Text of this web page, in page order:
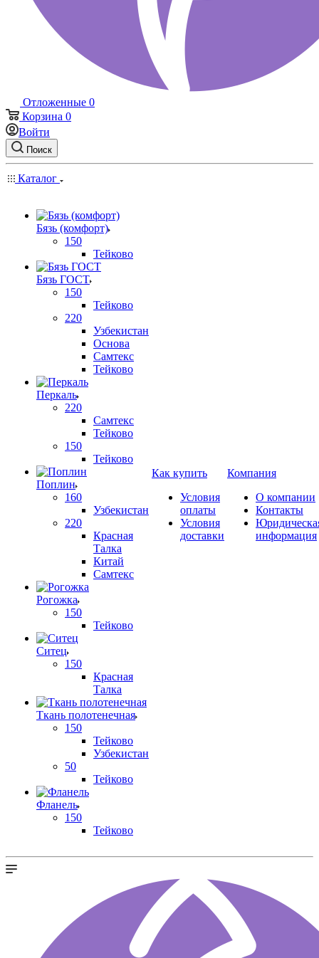
Отложенные 0
Корзина 0
Войти
Поиск
Каталог
Бязь (комфорт)
150
Тейково
Бязь ГОСТ
150
Тейково
220
Узбекистан
Основа
Самтекс
Тейково
Перкаль
220
Самтекс
Тейково
150
Тейково
Поплин
160
Узбекистан
220
Красная
Талка
Китай
Самтекс
Рогожка
150
Тейково
Ситец
150
Красная
Талка
Ткань полотенечная
150
Тейково
Узбекистан
50
Тейково
Фланель
150
Тейково
Как купить
Условия
оплаты
Условия
доставки
Компания
О компании
Контакты
информация